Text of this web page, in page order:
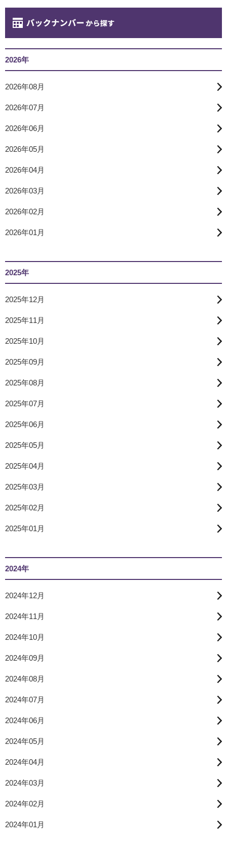
2026年
2026年08月
2026年07月
2026年06月
2026年05月
2026年04月
2026年03月
2026年02月
2026年01月
2025年
2025年12月
2025年11月
2025年10月
2025年09月
2025年08月
2025年07月
2025年06月
2025年05月
2025年04月
2025年03月
2025年02月
2025年01月
2024年
2024年12月
2024年11月
2024年10月
2024年09月
2024年08月
2024年07月
2024年06月
2024年05月
2024年04月
2024年03月
2024年02月
2024年01月